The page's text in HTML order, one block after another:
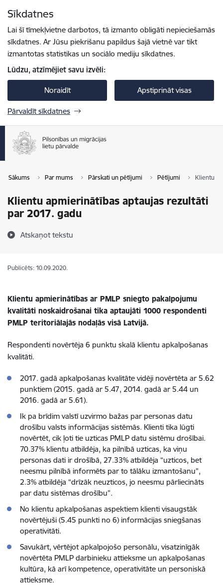
Sīkdatnes
Lai šī tīmekļvietne darbotos, tā izmanto obligāti nepieciešamās
sīkdatnes. Ar Jūsu piekrišanu papildus šajā vietnē var tikt
izmantotas statistikas un sociālo mediju sīkdatnes.
Lūdzu, atzīmējiet savu izvēli:
Noraidīt Apstiprināt visas
Pārvaldīt sīkdatnes
Sākums Par mums Pārskati un pētījumi Pētījumi Klientu
Klientu apmierinātības aptaujas rezultāti
par 2017. gadu
Atskaņot tekstu
Publicēts: 10.09.2020.
Klientu apmierinātības ar PMLP sniegto pakalpojumu
kvalitāti noskaidrošanai tika aptaujāti 1000 respondenti
PMLP teritoriālajās nodaļās visā Latvijā.
Respondenti novērtēja 6 punktu skalā klientu apkalpošanas
kvalitāti.
2017. gadā apkalpošanas kvalitāte vidēji novērtēta ar 5.62
punktiem (2015. gadā ar 5.47, 2014. gadā ar 5.44 un
2016. gadā ar 5.61).
Ik pa brīdim valstī uzvirmo bažas par personas datu
drošību valsts informācijas sistēmās. Klienti tika lūgti
novērtēt, cik ļoti tie uzticas PMLP datu sistēmu drošībai.
70.37% klientu atbildēja, ka pilnībā uzticas, ka viņu
personas dati ir drošībā, 27.33% atbildēja “uzticos, bet
neesmu pilnībā informēts par to tālāku izmantošanu”,
2.3% atbildēja “drīzāk neuzticos, jo neesmu pārliecināts
par datu sistēmas drošību”.
No klientu apkalpošanas aspektiem klienti visaugstāk
novērtējuši (5.45 punkti no 6) informācijas sniegšanas
operativitāti.
Savukārt, vērtējot apkalpojošo personālu, visatzinīgāk
novērtēta PMLP darbinieku attieksme un apkalpošanas
kultūra, kā arī kompetence, operativitāte un personiskā
attieksme.